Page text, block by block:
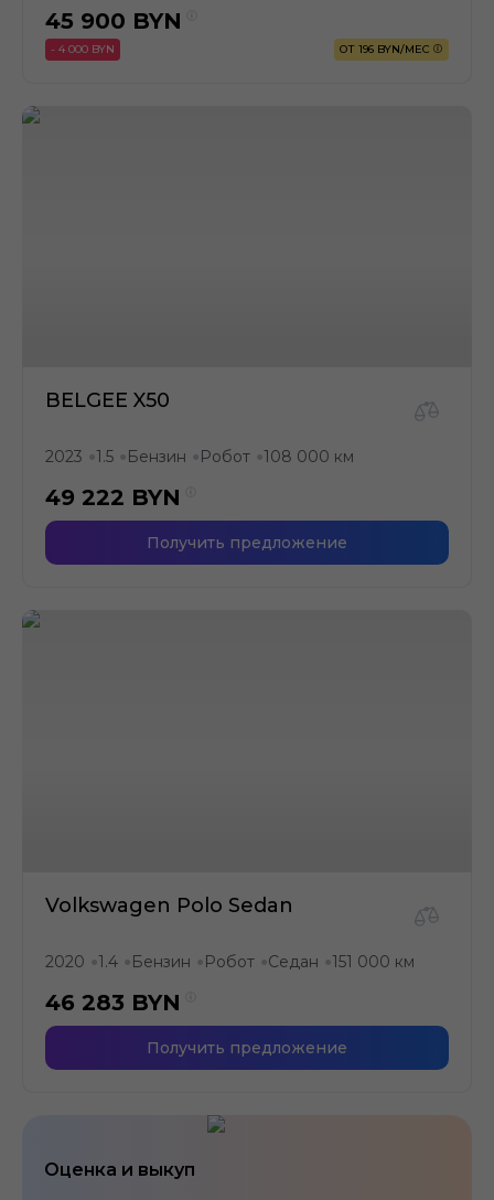
45 900 BYN
- 4 000 BYN ОТ 196 BYN/МЕС
BELGEE X50
2023 ●1.5 ● Бензин ● Робот ●108 000 км
49 222 BYN
Получить предложение
Volkswagen Polo Sedan
2020 ●1.4 ● Бензин ● Робот ●Седан ●151 000 км
46 283 BYN
Получить предложение
Оценка и выкуп